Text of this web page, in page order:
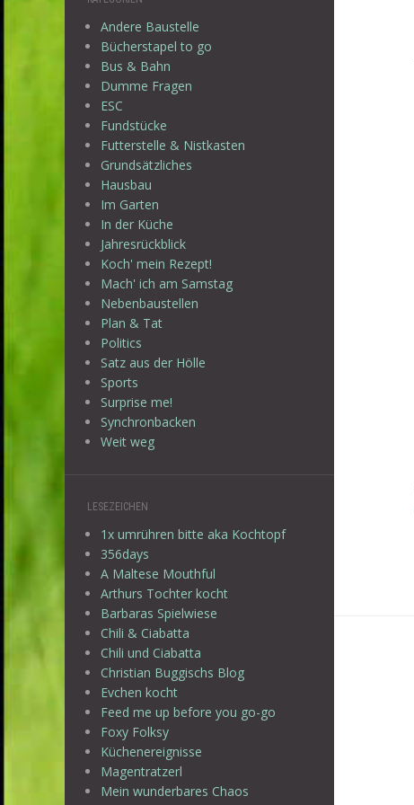
Andere Baustelle
Bücherstapel to go
Bus & Bahn
Dumme Fragen
ESC
Fundstücke
Futterstelle & Nistkasten
Grundsätzliches
Hausbau
Im Garten
In der Küche
Jahresrückblick
Koch' mein Rezept!
Mach' ich am Samstag
Nebenbaustellen
Plan & Tat
Politics
Satz aus der Hölle
Sports
Surprise me!
Synchronbacken
Weit weg
LESEZEICHEN
1x umrühren bitte aka Kochtopf
356days
A Maltese Mouthful
Arthurs Tochter kocht
Barbaras Spielwiese
Chili & Ciabatta
Chili und Ciabatta
Christian Buggischs Blog
Evchen kocht
Feed me up before you go-go
Foxy Folksy
Küchenereignisse
Magentratzerl
Mein wunderbares Chaos